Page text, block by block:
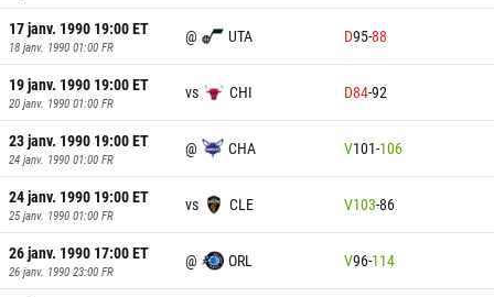
17 janv. 1990 19:00ET
18 janv. 1990 01:00 FR
@ UTA D95-88
19 janv. 1990 19:00ET
20 janv. 1990 01:00 FR
vs CHI D84-92
23 janv. 1990 19:00ET
24 janv. 1990 01:00 FR
@ CHA V101-106
24 janv. 1990 19:00ET
25 janv. 1990 01:00 FR
vs CLE V103-86
26 janv. 1990 17:00ET
26 janv. 1990 23:00 FR
@ ORL V96-114